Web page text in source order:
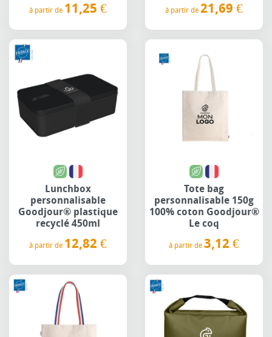
à partir de 11,25 € à partir de 21,69 €
Lunchbox
personnalisable
Goodjour® plastique
recyclé 450ml
à partir de 12,82 €
Tote bag
personnalisable 150g
100% coton Goodjour®
Le coq
à partir de 3,12 €